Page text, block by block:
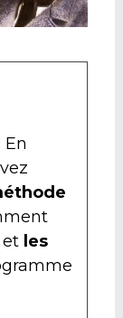
En
et les